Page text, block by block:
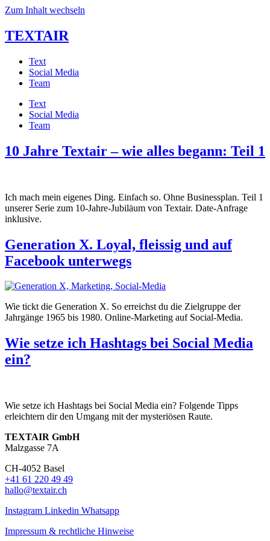
Zum Inhalt wechseln
TEXTAIR
Text
Social Media
Team
Text
Social Media
Team
10 Jahre Textair – wie alles begann: Teil 1
Ich mach mein eigenes Ding. Einfach so. Ohne Businessplan. Teil 1
unserer Serie zum 10-Jahre-Jubiläum von Textair. Date-Anfrage
inklusive.
Generation X. Loyal, fleissig und auf
Facebook unterwegs
Wie tickt die Generation X. So erreichst du die Zielgruppe der
Jahrgänge 1965 bis 1980. Online-Marketing auf Social-Media.
Wie setze ich Hashtags bei Social Media
ein?
Wie setze ich Hashtags bei Social Media ein? Folgende Tipps
erleichtern dir den Umgang mit der mysteriösen Raute.
TEXTAIR GmbH
Malzgasse 7A
CH-4052 Basel
+41 61 220 49 49
hallo@textair.ch
Instagram Linkedin Whatsapp
Impressum & rechtliche Hinweise